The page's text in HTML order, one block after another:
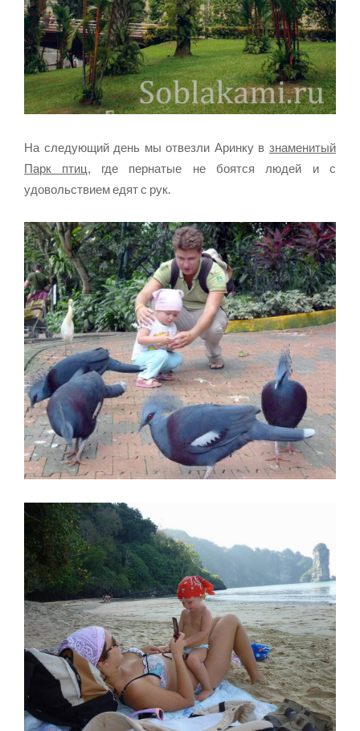
На следующий день мы отвезли Аринку в знаменитый
Парк птиц, где пернатые не боятся людей и с
удовольствием едят с рук.